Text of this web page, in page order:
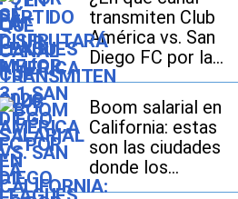
transmiten Club
América vs. San
Diego FC por la
Leagues Cup 2026
en Estados Unidos
y México?
Boom salarial en
California: estas
son las ciudades
donde los
ingresos crecen